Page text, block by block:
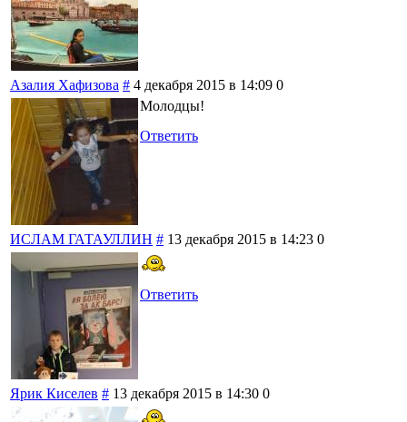
Азалия Хафизова # 4 декабря 2015 в 14:09 0
Молодцы!
Ответить
ИСЛАМ ГАТАУЛЛИН # 13 декабря 2015 в 14:23 0
Ответить
Ярик Киселев # 13 декабря 2015 в 14:30 0